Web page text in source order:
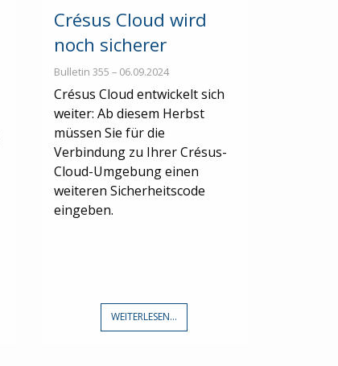
Crésus Cloud wird
noch sicherer
Bulletin 355 – 06.09.2024
Crésus Cloud entwickelt sich
weiter: Ab diesem Herbst
müssen Sie für die
Verbindung zu Ihrer Crésus-
Cloud-Umgebung einen
weiteren Sicherheitscode
eingeben.
WEITERLESEN...